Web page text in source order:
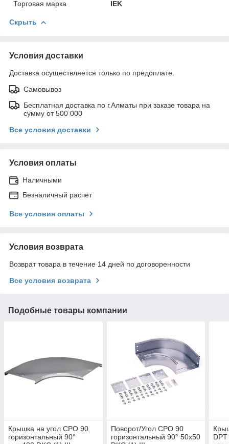
Торговая марка
IEK
Скрыть
Условия доставки
Доставка осуществляется только по предоплате.
Самовывоз
Бесплатная доставка по г.Алматы при заказе товара на
сумму от 500 000
Все условия доставки
Условия оплаты
Наличными
Безналичный расчет
Все условия оплаты
Условия возврата
Возврат товара в течение 14 дней по договоренности
Все условия возврата
Подобные товары компании
Крышка на угол CPO 90
горизонтальный 90°
Поворот/Угол CPO 90
горизонтальный 90° 50х50